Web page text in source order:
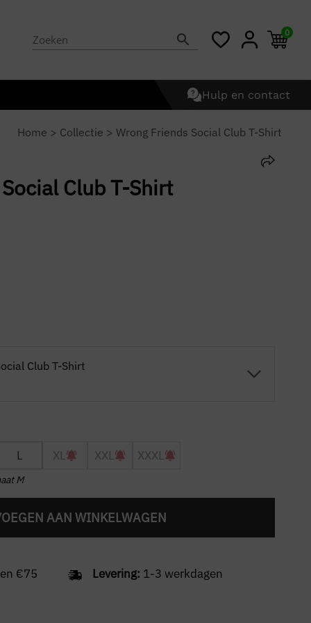
0
Hulp en contact
Home > Collectie > Wrong Friends Social Club T-Shirt
Club T-Shirt
Club T-Shirt
L XL XXL XXXL
M
AAN WINKELWAGEN
€75 Levering: 1-3 werkdagen